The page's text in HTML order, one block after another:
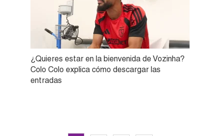
¿Quieres estar en la bienvenida de Vozinha?
Colo Colo explica cómo descargar las
entradas